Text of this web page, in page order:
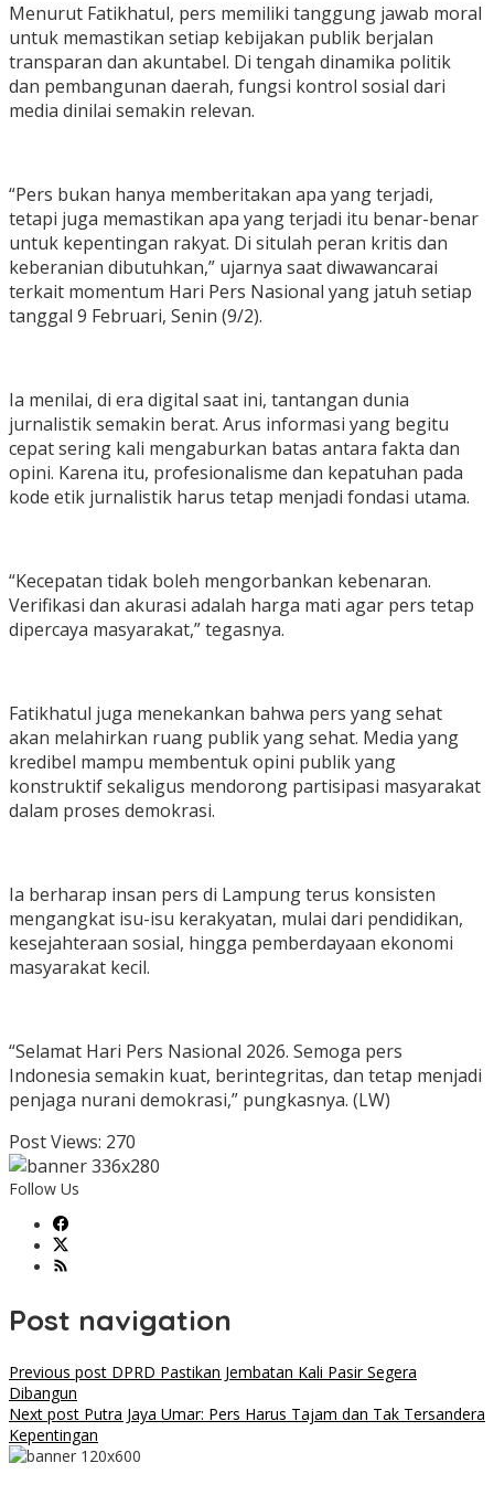
Menurut Fatikhatul, pers memiliki tanggung jawab moral
untuk memastikan setiap kebijakan publik berjalan
transparan dan akuntabel. Di tengah dinamika politik
dan pembangunan daerah, fungsi kontrol sosial dari
media dinilai semakin relevan.
“Pers bukan hanya memberitakan apa yang terjadi,
tetapi juga memastikan apa yang terjadi itu benar-benar
untuk kepentingan rakyat. Di situlah peran kritis dan
keberanian dibutuhkan,” ujarnya saat diwawancarai
terkait momentum Hari Pers Nasional yang jatuh setiap
tanggal 9 Februari, Senin (9/2).
Ia menilai, di era digital saat ini, tantangan dunia
jurnalistik semakin berat. Arus informasi yang begitu
cepat sering kali mengaburkan batas antara fakta dan
opini. Karena itu, profesionalisme dan kepatuhan pada
kode etik jurnalistik harus tetap menjadi fondasi utama.
“Kecepatan tidak boleh mengorbankan kebenaran.
Verifikasi dan akurasi adalah harga mati agar pers tetap
dipercaya masyarakat,” tegasnya.
Fatikhatul juga menekankan bahwa pers yang sehat
akan melahirkan ruang publik yang sehat. Media yang
kredibel mampu membentuk opini publik yang
konstruktif sekaligus mendorong partisipasi masyarakat
dalam proses demokrasi.
Ia berharap insan pers di Lampung terus konsisten
mengangkat isu-isu kerakyatan, mulai dari pendidikan,
kesejahteraan sosial, hingga pemberdayaan ekonomi
masyarakat kecil.
“Selamat Hari Pers Nasional 2026. Semoga pers
Indonesia semakin kuat, berintegritas, dan tetap menjadi
penjaga nurani demokrasi,” pungkasnya. (LW)
Post Views: 270
Follow Us
Post navigation
Previous post DPRD Pastikan Jembatan Kali Pasir Segera
Dibangun
Next post Putra Jaya Umar: Pers Harus Tajam dan Tak Tersandera
Kepentingan